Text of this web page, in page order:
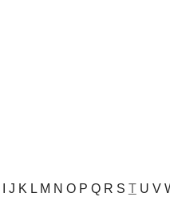
J K L M N O P Q R S T U V